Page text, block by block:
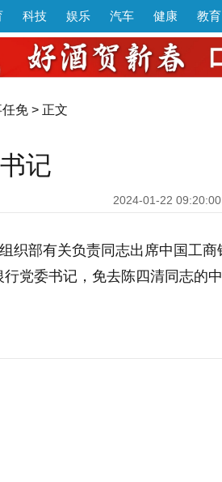
科技 娱乐 汽车 健康 教育
任免 > 正文
记
2024-01-22 09:20:00
织部有关负责同志出席中国工
党委书记，免去陈四清同志的